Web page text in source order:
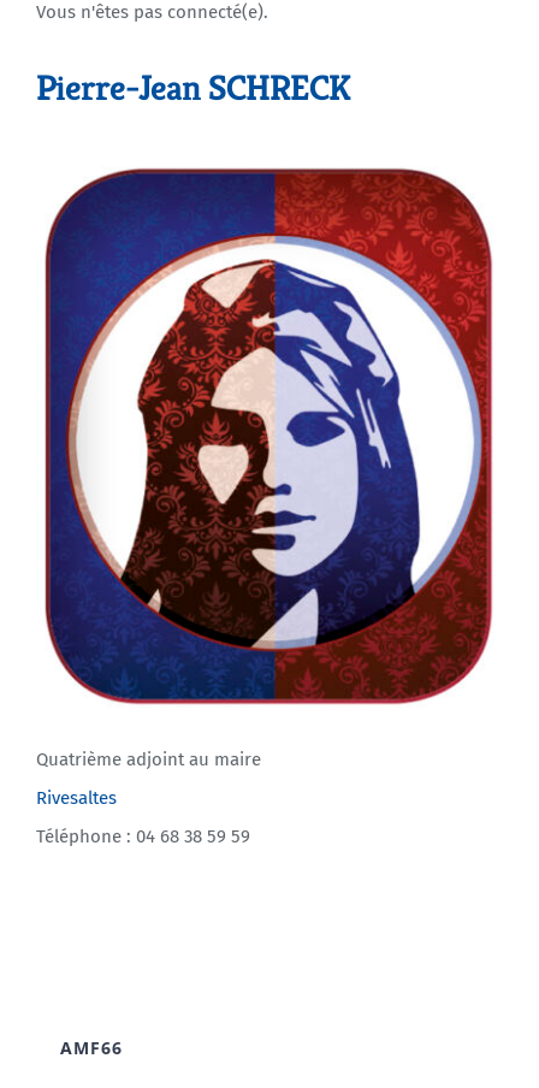
Agenda
Vous n'êtes pas connecté(e).
Pierre-Jean SCHRECK
Quatrième adjoint au maire
Rivesaltes
Téléphone : 04 68 38 59 59
AMF66